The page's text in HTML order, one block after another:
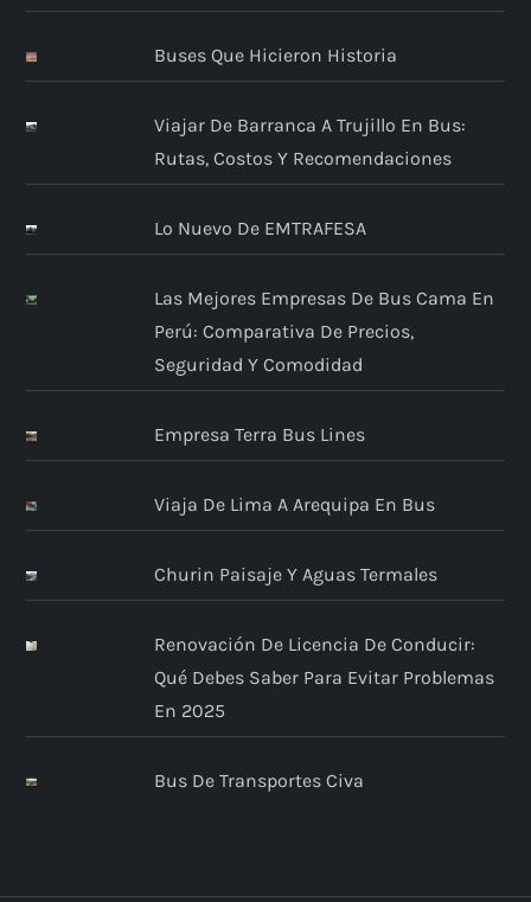
Buses Que Hicieron Historia
Viajar De Barranca A Trujillo En Bus:
Rutas, Costos Y Recomendaciones
Lo Nuevo De EMTRAFESA
Las Mejores Empresas De Bus Cama En
Perú: Comparativa De Precios,
Seguridad Y Comodidad
Empresa Terra Bus Lines
Viaja De Lima A Arequipa En Bus
Churin Paisaje Y Aguas Termales
Renovación De Licencia De Conducir:
Qué Debes Saber Para Evitar Problemas
En 2025
Bus De Transportes Civa